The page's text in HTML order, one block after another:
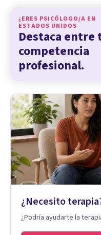
¿ERES PSICÓLOGO/A EN
ESTADOS UNIDOS
Destaca entre
competencia
profesional.
¿Necesito
¿Podría ayudarte la